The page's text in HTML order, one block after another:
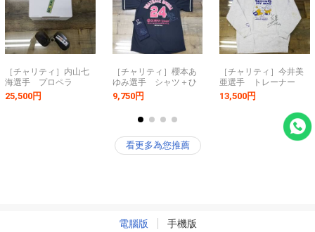
［チャリティ］内山七
海選手 プロペラ
25,500円
［チャリティ］櫻本あ
ゆみ選手 シャツ＋ひ
じあて
9,750円
［チャリティ］今井美
亜選手 トレーナー
13,500円
看更多為您推薦
電腦版 手機版